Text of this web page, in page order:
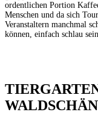
ordentlichen Portion
Menschen und da sich
Veranstaltern manchmal
können, einfach schlau